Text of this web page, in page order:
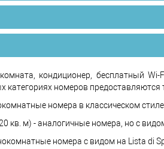
кондиционер, бесплатный Wi-
категориях номеров предоставляются
номера в классическом
кв. м) - аналогичные номера, но с
номера с видом на Lista di